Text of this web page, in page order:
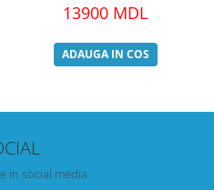
13900 MDL
ADAUGA IN COS
in social media